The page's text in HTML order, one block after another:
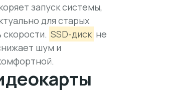
запуск системы,
для старых
скорости. SSD-диск не
шум и